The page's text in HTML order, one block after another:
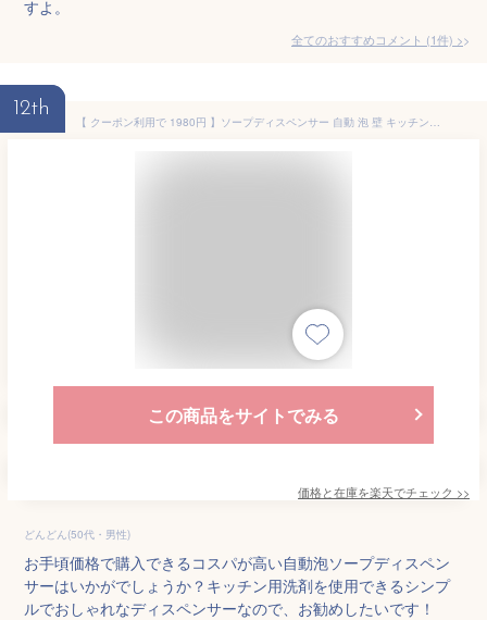
すよ。
全てのおすすめコメント (1件) >
12th
【 クーポン利用で 1980円 】ソープディスペンサー 自動 泡 壁 キッチンソープディスペンサー USB 充電式 おしゃれ ハンドソープディスペンサー 壁掛け アルコール 消毒液 オート ディスペンサー 充電 液体 洗剤 手洗い 防水
この商品をサイトでみる
価格と在庫を楽天でチェック >>
どんどん(50代・男性)
お手頃価格で購入できるコスパが高い自動泡ソープディスペン
サーはいかがでしょうか？キッチン用洗剤を使用できるシンプ
ルでおしゃれなディスペンサーなので、お勧めしたいです！